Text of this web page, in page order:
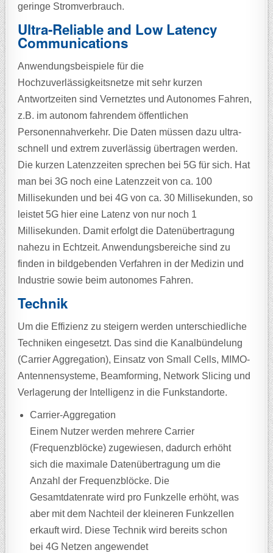
geringe Stromverbrauch.
Ultra-Reliable and Low Latency
Communications
Anwendungsbeispiele für die
Hochzuverlässigkeitsnetze mit sehr kurzen
Antwortzeiten sind Vernetztes und Autonomes Fahren,
z.B. im autonom fahrendem öffentlichen
Personennahverkehr. Die Daten müssen dazu ultra-
schnell und extrem zuverlässig übertragen werden.
Die kurzen Latenzzeiten sprechen bei 5G für sich. Hat
man bei 3G noch eine Latenzzeit von ca. 100
Millisekunden und bei 4G von ca. 30 Millisekunden, so
leistet 5G hier eine Latenz von nur noch 1
Millisekunden. Damit erfolgt die Datenübertragung
nahezu in Echtzeit. Anwendungsbereiche sind zu
finden in bildgebenden Verfahren in der Medizin und
Industrie sowie beim autonomes Fahren.
Technik
Um die Effizienz zu steigern werden unterschiedliche
Techniken eingesetzt. Das sind die Kanalbündelung
(Carrier Aggregation), Einsatz von Small Cells, MIMO-
Antennensysteme, Beamforming, Network Slicing und
Verlagerung der Intelligenz in die Funkstandorte.
Carrier-Aggregation
Einem Nutzer werden mehrere Carrier
(Frequenzblöcke) zugewiesen, dadurch erhöht
sich die maximale Datenübertragung um die
Anzahl der Frequenzblöcke. Die
Gesamtdatenrate wird pro Funkzelle erhöht, was
aber mit dem Nachteil der kleineren Funkzellen
erkauft wird. Diese Technik wird bereits schon
bei 4G Netzen angewendet